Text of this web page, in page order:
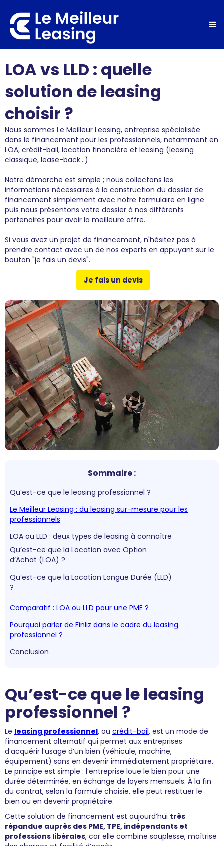
LOA vs LLD : quelle
solution de leasing
choisir ?
Nous sommes Le Meilleur Leasing, entreprise spécialisée
dans le financement pour les professionnels, notamment en
LOA, crédit-bail, location financière et leasing (leasing
classique, lease-back...)
Notre démarche est simple ; nous collectons les
informations nécessaires à la construction du dossier de
financement simplement avec notre formulaire en ligne
puis nous présentons votre dossier à nos différents
partenaires pour avoir la meilleure offre.
Si vous avez un projet de financement, n'hésitez pas à
prendre contact avec un de nos experts en appuyant sur le
bouton "je fais un devis".
Je fais un devis
Sommaire :
Qu’est-ce que le leasing professionnel ?
Le Meilleur Leasing : du leasing sur-mesure pour les
professionnels
LOA ou LLD : deux types de leasing à connaître
Qu’est-ce que la Location avec Option
d’Achat (LOA) ?
Qu’est-ce que la Location Longue Durée (LLD)
?
Comparatif : LOA ou LLD pour une PME ?
Pourquoi parler de Finliz dans le cadre du leasing
professionnel ?
Conclusion
Qu’est-ce que le leasing
professionnel ?
Le leasing professionnel, ou crédit-bail, est un mode de
financement alternatif qui permet aux entreprises
d’acquérir l’usage d’un bien (véhicule, machine,
équipement) sans en devenir immédiatement propriétaire.
Le principe est simple : l’entreprise loue le bien pour une
durée déterminée, en échange de loyers mensuels. À la fin
du contrat, selon la formule choisie, elle peut restituer le
bien ou en devenir propriétaire.
Cette solution de financement est aujourd’hui très
répandue auprès des PME, TPE, indépendants et
professions libérales, car elle combine souplesse, maîtrise